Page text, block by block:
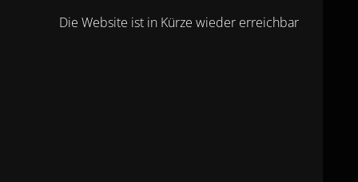
Die Website ist in Kürze wieder erreichbar